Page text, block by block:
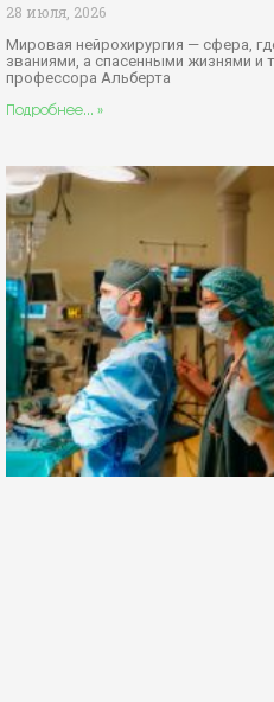
28 июля, 2026
Мировая нейрохирургия — сфера,
званиями, а спасенными жизнями и
профессора Альберта
Подробнее... »